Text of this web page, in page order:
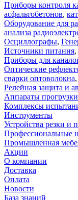
Приборы контроля
асфальтобетонов,
Оборудование для
анализа
Осциллографы,
Источники питания,
Приборы для
Оптические
сварки оптоволокна,
Релейная защита и
Аппараты
Комплексы
Инструменты
Устройства резки и
Профессиональные
Промышленная
Акции
О компании
Доставка
Оплата
Новости
База знаний